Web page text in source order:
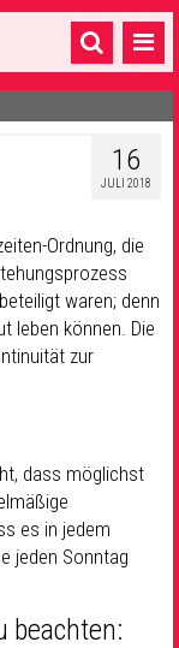
16
JULI 2018
Ordnung, die
waren; denn
leben können. Die
zur
dass möglichst
es in jedem
jeden Sonntag
beachten: